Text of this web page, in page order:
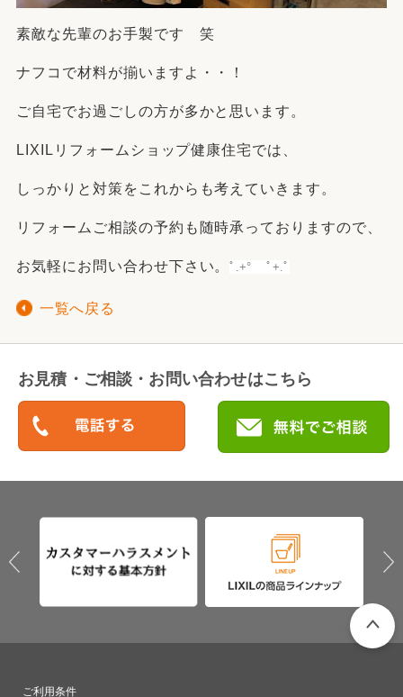
素敵な先輩のお手製です 笑
ナフコで材料が揃いますよ・・！
ご自宅でお過ごしの方が多かと思います。
LIXILリフォームショップ健康住宅では、
しっかりと対策をこれからも考えていきます。
リフォームご相談の予約も随時承っておりますので、
お気軽にお問い合わせ下さい。ﾟ.+° ﾟ+.ﾟ
一覧へ戻る
お見積・ご相談・お問い合わせはこちら
ご利用条件